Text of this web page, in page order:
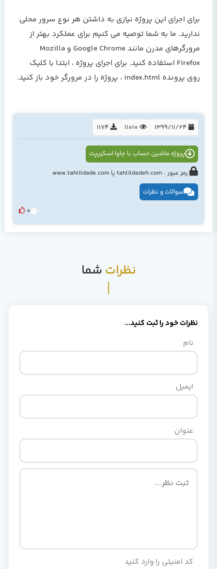
برای اجرای این پروژه نیازی به داشتن هر نوع سرور محلی
ندارید. ما به شما توصیه می کنیم برای عملکرد بهتر از
مرورگرهای مدرن مانند Google Chrome و Mozilla
Firefox استفاده کنید. برای اجرای پروژه ، ابتدا با کلیک
روی پرونده index.html ، پروژه را در مرورگر خود باز کنید.
1174
پروژه ماشین حساب با جاوا اسکریپت
رمز عبور : tahlildadeh.com یا www.tahlildade.com
سوالات و نظرات
0
نظرات شما
نظرات خود را ثبت کنید...
نام
ایمیل
عنوان
کد امنیتی را وارد کنید